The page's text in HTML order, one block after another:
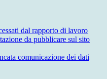
dal rapporto di lavoro
da pubblicare sul sito
comunicazione dei dati